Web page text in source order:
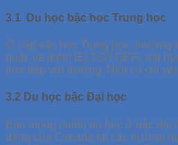
3.1 Du học bậc học Trung học
Ở cấp bậc học Trung học, thường
buộc về điểm IELTS/TOEFL mà
trực tiếp với trường. Nếu có chỉ
3.2 Du học bậc Đại học
Bạn mong muốn du học ở bậc đại
dạng của Canada tại các trường